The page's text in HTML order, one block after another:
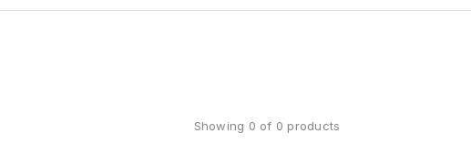
Showing 0 of 0 products